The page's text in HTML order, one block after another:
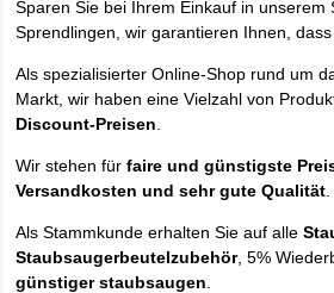
Sparen Sie bei Ihrem Einkauf in
Sprendlingen, wir garantieren Ihnen,
Als spezialisierter Online-Shop rund um
Markt, wir haben eine Vielzahl von
Discount-Preisen
Wir stehen fürfaire und günstigste
Versandkosten und sehr gute Qualität
Als Stammkunde erhalten Sie auf alle
Staubsaugerbeutelzubehör, 5%
günstiger staubsaugen